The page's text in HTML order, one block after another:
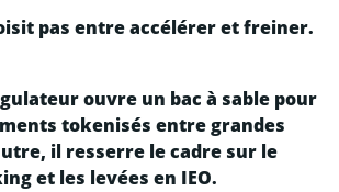
pas entre accélérer et freiner.
ouvre un bac à sable pour
tokenisés entre grandes
il resserre le cadre sur le
et les levées en IEO.